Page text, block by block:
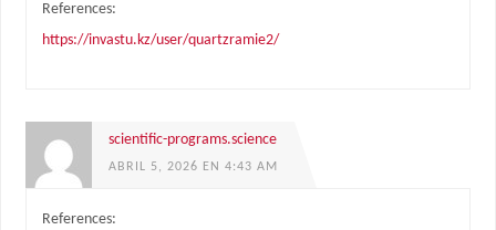
References:
https://invastu.kz/user/quartzramie2/
scientific-programs.science
ABRIL 5, 2026 EN 4:43 AM
References: